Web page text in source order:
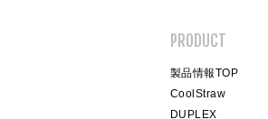
PRODUCT
製品情報TOP
CoolStraw
DUPLEX